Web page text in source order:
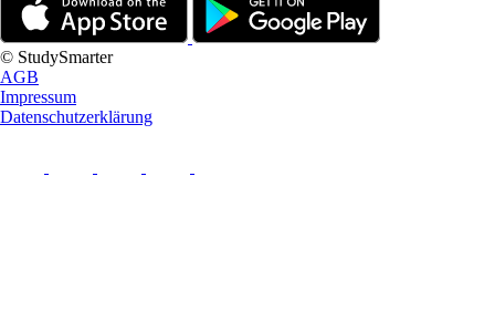
© StudySmarter
AGB
Impressum
Datenschutzerklärung